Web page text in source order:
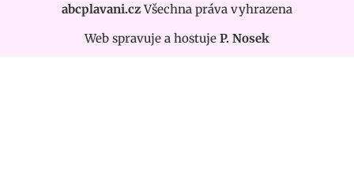
abcplavani.czVšechna práva vyhrazena
Web spravuje a hostuje P. Nosek